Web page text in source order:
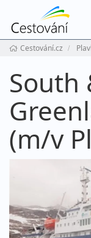
Cestování.cz
South
(m/v